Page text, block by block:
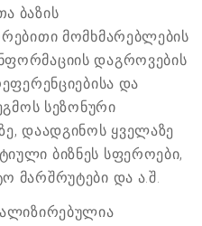
ბაზის
მომხმარებლების
დაგროვების
და
სეზონური
დაადგინოს ყველაზე
ბიზნეს სფეროები,
მარშრუტები და ა.შ.